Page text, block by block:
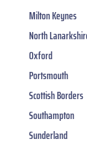
Milton Keynes
North
Oxford
Portsmouth
Scottish Borders
Southampton
Sunderland